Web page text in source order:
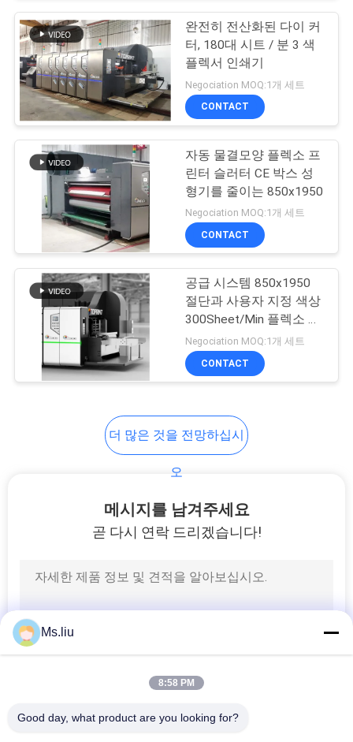
인
용
문
을
요
구
요
물결 모양 상자 인쇄
기
물결 모양 상자는 절
단기 죽습니다
세미 오토매틱 박스
스티칭머신
자동적인 견장을 다
는 기계
완전히 전산화된 다이 커
터, 180대 시트 / 분 3 색
플렉서 인쇄기
Negociation MOQ:1개 세트
CONTACT
자동 물결모양 플렉소 프
린터 슬러터 CE 박스 성
형기를 줄이는 850x1950
Negociation MOQ:1개 세트
CONTACT
공급 시스템 850x1950
절단과 사용자 지정 색상
300Sheet/Min 플렉소 프
린터 슬러터 기계
Negociation MOQ:1개 세트
CONTACT
더 많은 것을 전망하십시
오
메시지를 남겨주세요
곧 다시 연락 드리겠습니다!
Ms.liu
8:58 PM
Good day, what product are you looking for?